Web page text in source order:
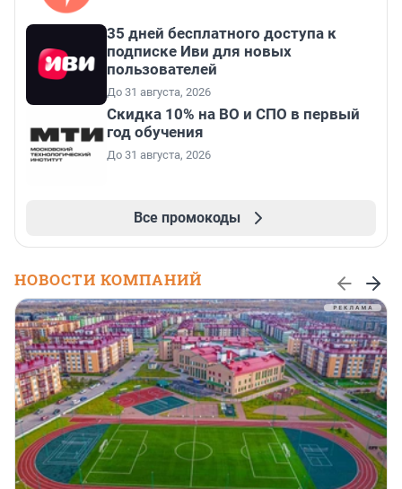
35 дней бесплатного доступа к
подписке Иви для новых
пользователей
До 31 августа, 2026
Скидка 10% на ВО и СПО в первый
год обучения
До 31 августа, 2026
Все промокоды
НОВОСТИ КОМПАНИЙ